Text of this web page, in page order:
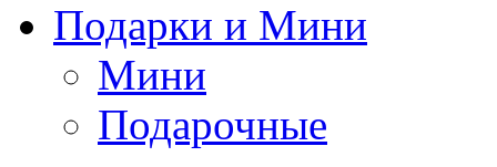
Подарки и Мини
Мини
Подарочные